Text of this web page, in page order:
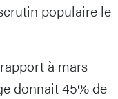
populaire le
à mars
donnait 45% de